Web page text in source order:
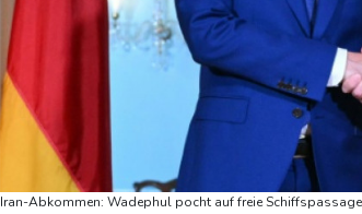
Iran-Abkommen: Wadephul pocht auf freie